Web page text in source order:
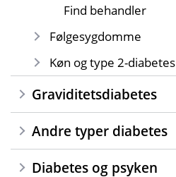
Find behandler
Følgesygdomme
Køn og type 2-diabetes
Graviditetsdiabetes
Andre typer diabetes
Diabetes og psyken